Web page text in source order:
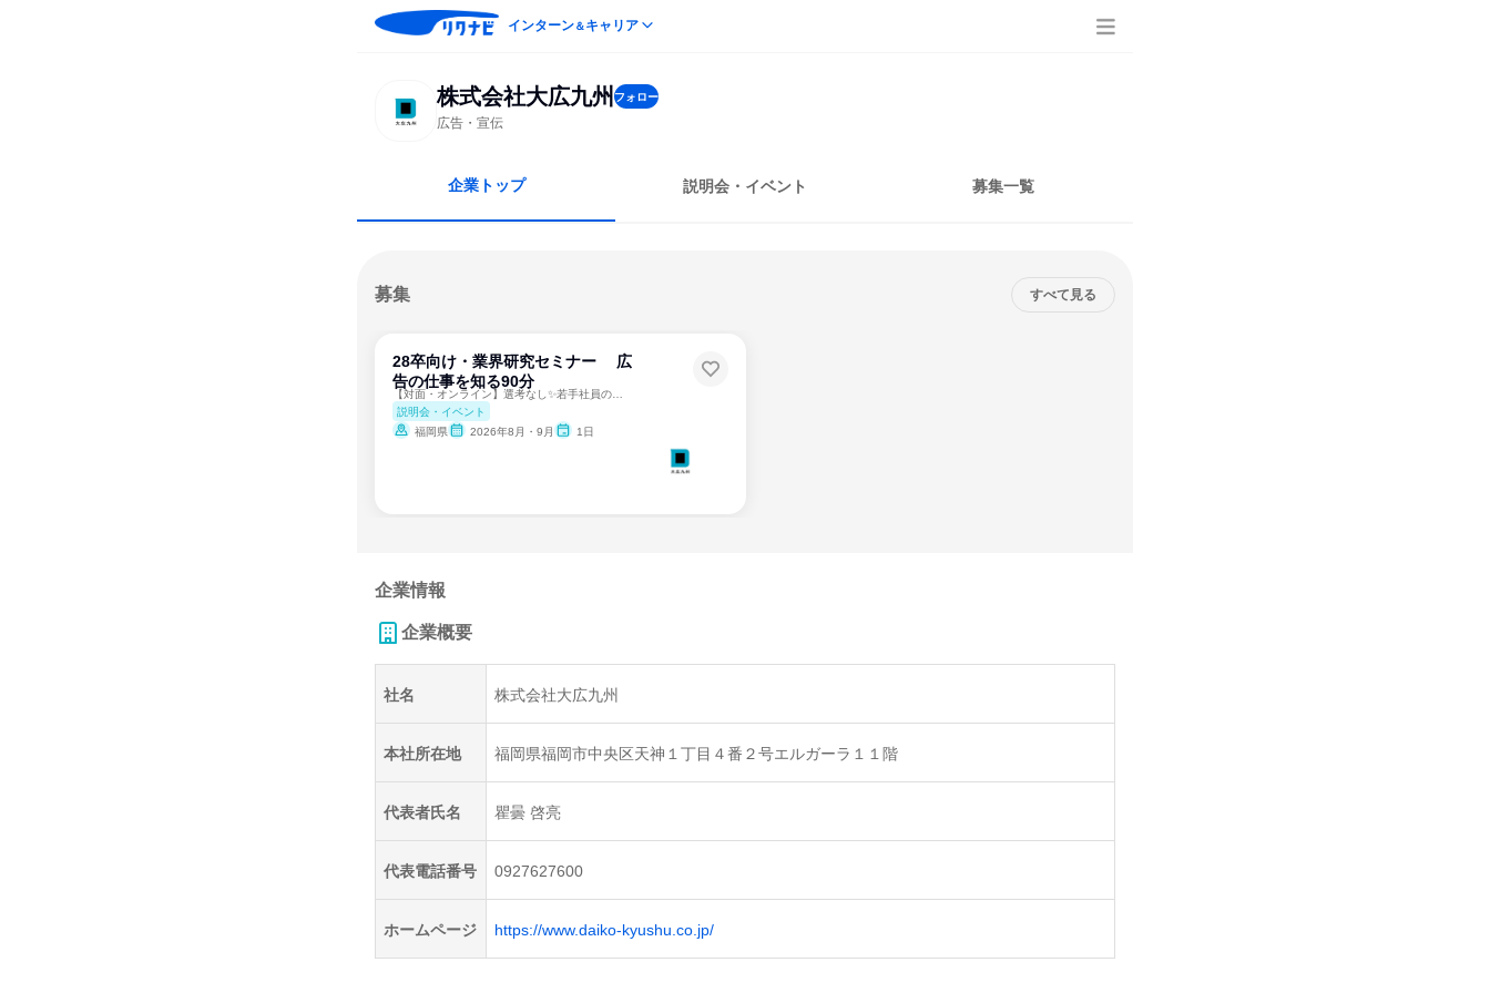
インターン＆キャリア
株式会社大広九州 フォロー
広告・宣伝
企業トップ 説明会・イベント 募集一覧
募集 すべて見る
28卒向け・業界研究セミナー 広
告の仕事を知る90分
説明会・イベント
福岡県
2026年8月・9月 1日
企業情報
企業概要
社名 株式会社大広九州
本社所在地 福岡県福岡市中央区天神１丁目４番２号エルガーラ１１階
代表者氏名 瞿曇 啓亮
代表電話番号 0927627600
ホームページ https://www.daiko-kyushu.co.jp/